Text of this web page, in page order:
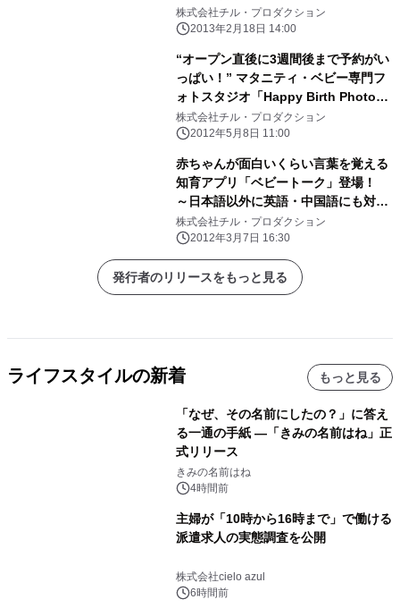
スタジオ」と メモリアルヌード専門の
「スタジオアイビー」予約1か月待
株式会社チル・プロダクション
2013年2月18日 14:00
“オープン直後に3週間後まで予約がい
っぱい！” マタニティ・ベビー専門フ
ォトスタジオ「Happy Birth Photo
Studio」 表参道にリニューアルオー
プン！
株式会社チル・プロダクション
2012年5月8日 11:00
赤ちゃんが面白いくらい言葉を覚える
知育アプリ「ベビートーク」登場！
～日本語以外に英語・中国語にも対応
する無料Androidアプリ～
株式会社チル・プロダクション
2012年3月7日 16:30
発行者のリリースをもっと見る
ライフスタイルの新着 もっと見る
「なぜ、その名前にしたの？」に答え
る一通の手紙 ―「きみの名前はね」正
式リリース
きみの名前はね
4時間前
主婦が「10時から16時まで」で働ける
派遣求人の実態調査を公開
株式会社cielo azul
6時間前